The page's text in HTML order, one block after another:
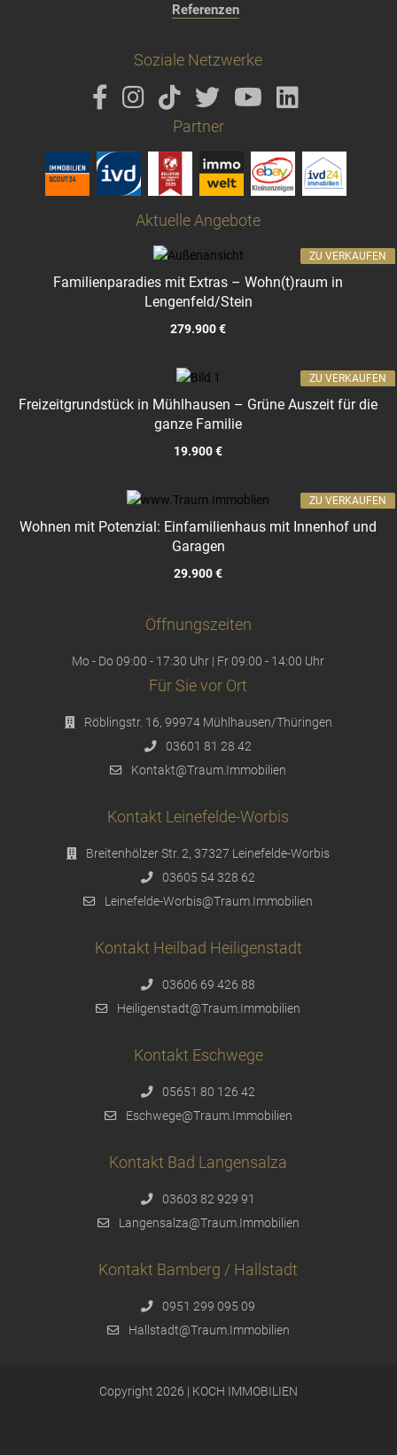
Referenzen
Soziale Netzwerke
Partner
Aktuelle Angebote
Familienparadies mit Extras – Wohn(t)raum in
Lengenfeld/Stein
279.900 €
ZU VERKAUFEN
Freizeitgrundstück in Mühlhausen – Grüne Auszeit für die
ganze Familie
19.900 €
ZU VERKAUFEN
Wohnen mit Potenzial: Einfamilienhaus mit Innenhof und
Garagen
29.900 €
ZU VERKAUFEN
Öffnungszeiten
Mo - Do 09:00 - 17:30 Uhr | Fr 09:00 - 14:00 Uhr
Für Sie vor Ort
Röblingstr. 16, 99974 Mühlhausen/Thüringen
03601 81 28 42
Kontakt@Traum.Immobilien
Kontakt Leinefelde-Worbis
Breitenhölzer Str. 2, 37327 Leinefelde-Worbis
03605 54 328 62
Leinefelde-Worbis@Traum.Immobilien
Kontakt Heilbad Heiligenstadt
03606 69 426 88
Heiligenstadt@Traum.Immobilien
Kontakt Eschwege
05651 80 126 42
Eschwege@Traum.Immobilien
Kontakt Bad Langensalza
03603 82 929 91
Langensalza@Traum.Immobilien
Kontakt Bamberg / Hallstadt
0951 299 095 09
Hallstadt@Traum.Immobilien
Copyright 2026 | KOCH IMMOBILIEN